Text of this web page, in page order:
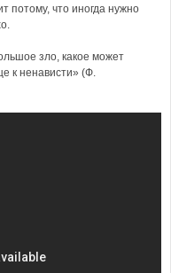
потому, что иногда нужно
зло, какое может
к ненависти» (Ф.